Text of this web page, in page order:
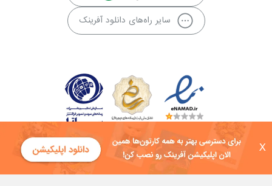
X
سایر راه‌های دانلود آفرینک
کلیه حقوق این سایت به شرکت توسعه فناوی هفت آسمان توکان تعلق دارد و